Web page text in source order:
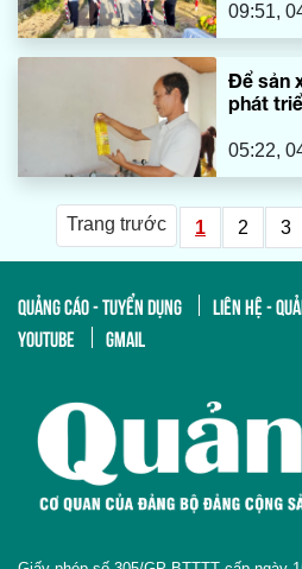
09:51,
Để sản
phát
05:22,
Trang trước 1 2 3
QUẢNG CÁO - TUYỂN DỤNG LIÊN HỆ -
YOUTUBE
GMAIL